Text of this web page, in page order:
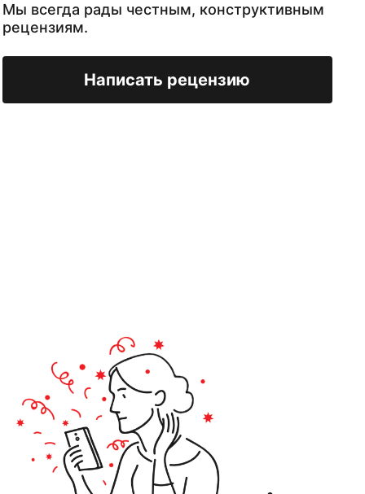
Мы всегда рады честным, конструктивным
рецензиям.
Написать рецензию